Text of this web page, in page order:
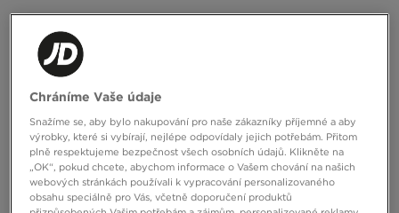
NEW BALANCE 9060
4790 Kč
NEW BALANCE 9060
4790 Kč
Chráníme Vaše údaje
Snažíme se, aby bylo nakupování pro naše zákazníky příjemné a aby
výrobky, které si vybírají, nejlépe odpovídaly jejich potřebám. Přitom
plně respektujeme bezpečnost všech osobních údajů. Klikněte na
„OK“, pokud chcete, abychom informace o Vašem chování na našich
webových stránkách používali k vypracování personalizovaného
obsahu speciálně pro Vás, včetně doporučení produktů